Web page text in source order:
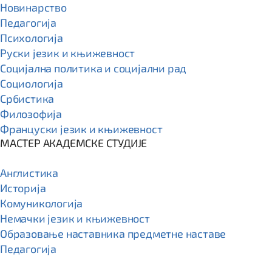
Новинарство
Педагогија
Психологија
Руски језик и књижевност
Социјална политика и социјални рад
Социологија
Србистика
Филозофија
Француски језик и књижевност
МАСТЕР АКАДЕМСКЕ СТУДИЈЕ
Англистика
Историја
Комуникологија
Немачки језик и књижевност
Образовање наставника предметне наставе
Педагогија